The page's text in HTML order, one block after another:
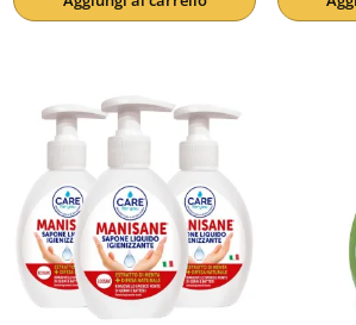
originaleattuale